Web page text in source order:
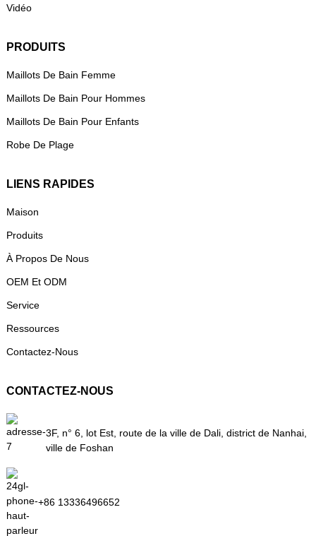
Vidéo
PRODUITS
Maillots De Bain Femme
Maillots De Bain Pour Hommes
Maillots De Bain Pour Enfants
Robe De Plage
LIENS RAPIDES
Maison
Produits
À Propos De Nous
OEM Et ODM
Service
Ressources
Contactez-Nous
CONTACTEZ-NOUS
3F, n° 6, lot Est, route de la ville de Dali, district de Nanhai,
ville de Foshan
+86 13336496652